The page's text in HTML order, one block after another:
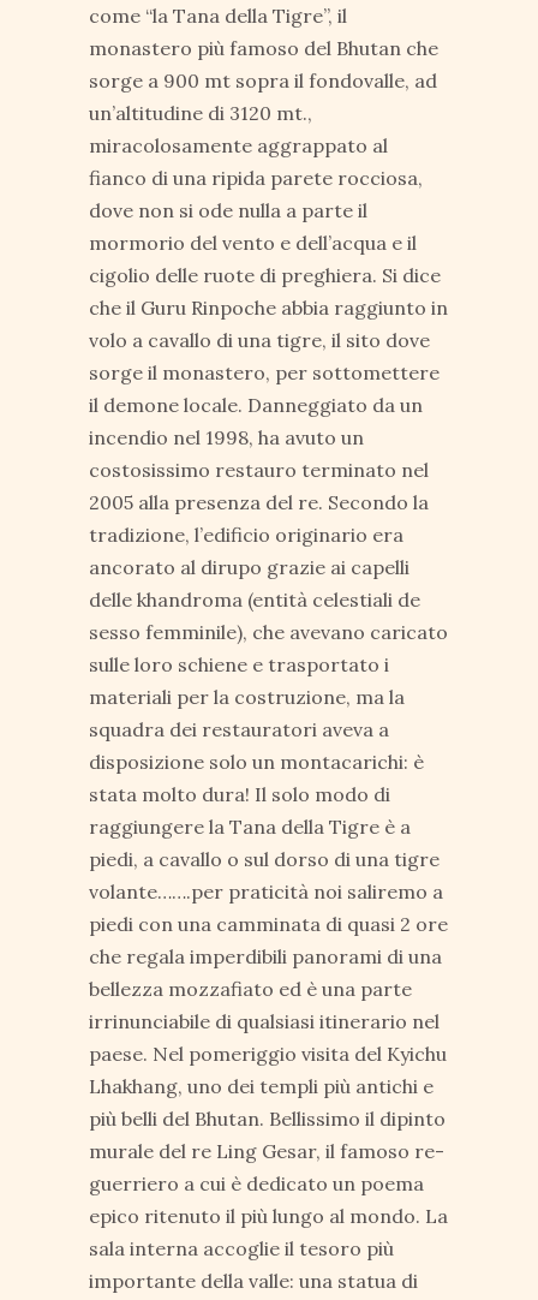
come “la Tana della Tigre”, il
monastero più famoso del Bhutan che
sorge a 900 mt sopra il fondovalle, ad
un’altitudine di 3120 mt.,
miracolosamente aggrappato al
fianco di una ripida parete rocciosa,
dove non si ode nulla a parte il
mormorio del vento e dell’acqua e il
cigolio delle ruote di preghiera. Si dice
che il Guru Rinpoche abbia raggiunto in
volo a cavallo di una tigre, il sito dove
sorge il monastero, per sottomettere
il demone locale. Danneggiato da un
incendio nel 1998, ha avuto un
costosissimo restauro terminato nel
2005 alla presenza del re. Secondo la
tradizione, l’edificio originario era
ancorato al dirupo grazie ai capelli
delle khandroma (entità celestiali de
sesso femminile), che avevano caricato
sulle loro schiene e trasportato i
materiali per la costruzione, ma la
squadra dei restauratori aveva a
disposizione solo un montacarichi: è
stata molto dura! Il solo modo di
raggiungere la Tana della Tigre è a
piedi, a cavallo o sul dorso di una tigre
volante…….per praticità noi saliremo a
piedi con una camminata di quasi 2 ore
che regala imperdibili panorami di una
bellezza mozzafiato ed è una parte
irrinunciabile di qualsiasi itinerario nel
paese. Nel pomeriggio visita del Kyichu
Lhakhang, uno dei templi più antichi e
più belli del Bhutan. Bellissimo il dipinto
murale del re Ling Gesar, il famoso re-
guerriero a cui è dedicato un poema
epico ritenuto il più lungo al mondo. La
sala interna accoglie il tesoro più
importante della valle: una statua di